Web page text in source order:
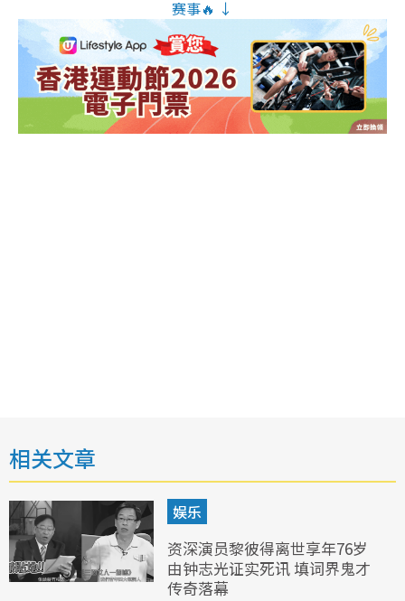
赛事🔥 ↓
相关文章
娱乐
资深演员黎彼得离世享年76岁
由钟志光证实死讯 填词界鬼才
传奇落幕